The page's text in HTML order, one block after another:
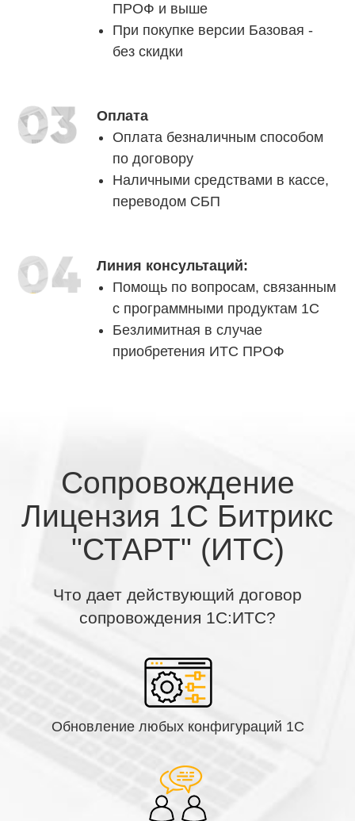
ПРОФ и выше
При покупке версии Базовая -
без скидки
Оплата
Оплата безналичным способом
по договору
Наличными средствами в кассе,
переводом СБП
Линия консультаций:
Помощь по вопросам, связанным
с программными продуктам 1С
Безлимитная в случае
приобретения ИТС ПРОФ
Сопровождение
Лицензия 1С Битрикс
"СТАРТ" (ИТС)
Что дает действующий договор
сопровождения 1С:ИТС?
Обновление любых конфигураций 1С